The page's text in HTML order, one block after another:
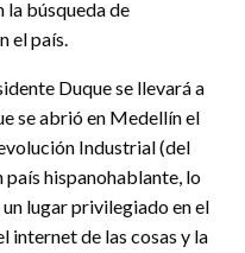
la búsqueda de
el país.
Duque se llevará a
se abrió en Medellín el
Industrial (del
hispanohablante, lo
lugar privilegiado en el
internet de las cosas y la